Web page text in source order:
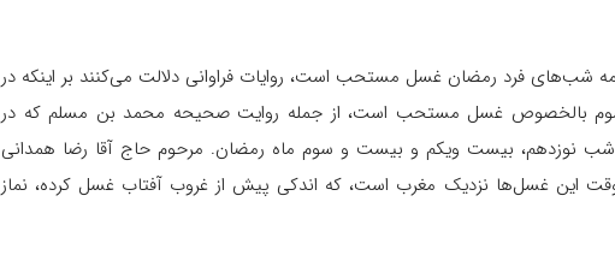
همه شب‌های فرد رمضان غسل مستحب است، روایات فراوانی دلالت می‌کنند بر اینکه در
بالخصوص غسل مستحب است، از جمله روایت صحیحه محمد بن مسلم که در
شب نوزدهم، بیست ویکم و بیست و سوم ماه رمضان. مرحوم حاج آقا رضا همدانی
این غسل‌ها نزدیک مغرب است، که اندکی پیش از غروب آفتاب غسل کرده، نماز